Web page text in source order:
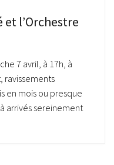
et l’Orchestre
7 avril, à 17h, à
ravissements
en mois ou presque
arrivés sereinement